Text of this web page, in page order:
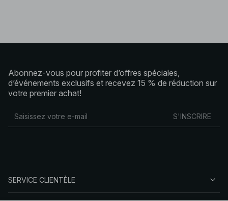
Abonnez-vous pour profiter d’offres spéciales,
d’événements exclusifs et recevez 15 % de réduction sur
votre premier achat!
S'INSCRIRE
SERVICE CLIENTÈLE